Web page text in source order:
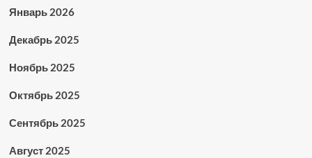
Январь 2026
Декабрь 2025
Ноябрь 2025
Октябрь 2025
Сентябрь 2025
Август 2025